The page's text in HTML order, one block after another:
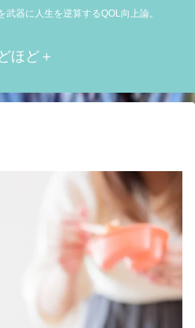
器に人生を逆算するQOL向上論。
ほど＋